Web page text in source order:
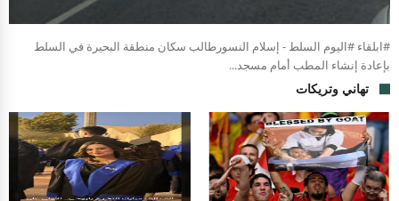
#ابلقاء #اليوم السلط - إسلام النسورطالب سكان منطقة البحيرة في السلط
بإعادة إنشاء المطب أمام مسجد...
تهاني وتريكات